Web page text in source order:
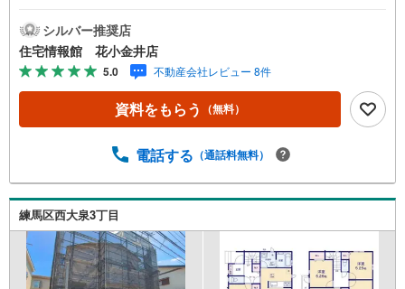
さい。【営業時間 10:00～19:00 火曜・水曜（祝日の場
合は営業いたします）】「資料請求」「内覧」のお問い合
わせは上記時間内ですとスムーズにご対応が可能です。ス
タッフ一同お客様のお問合せをお待ちしております。【住
宅ローン相談会】開催中無理のない住宅ローンの試算やご
購入の際にかかる諸費用の概算も行っております。しっか
気軽にご相談ください。お客様第一主義をモット-にお引越
実に努めさせて頂きます。住宅情報館にお越し頂けたら、
物件のご紹介だけではなく、お住まいの疑問、不安、お家
の事ならなんでもご相談いただけます。お客様の要望をお
伺いしながら誠心誠意、全力でサポートさせて頂きます。
お客様一人一人に合わせたライフプランのご提案をさせて
いただきます。お気軽にご相談ください。
シルバー推奨店
住宅情報館 花小金井店
5.0 不動産会社レビュー 8件
資料をもらう （無料）
電話する （通話料無料）
練馬区西大泉3丁目